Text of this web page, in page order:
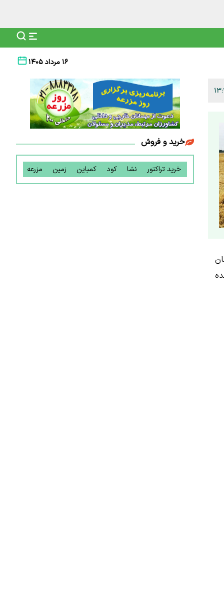
۱۶ مرداد ۱۴۰۵
خرید و فروش
خرید تراکتور نشا کود کمباین زمین مزرعه